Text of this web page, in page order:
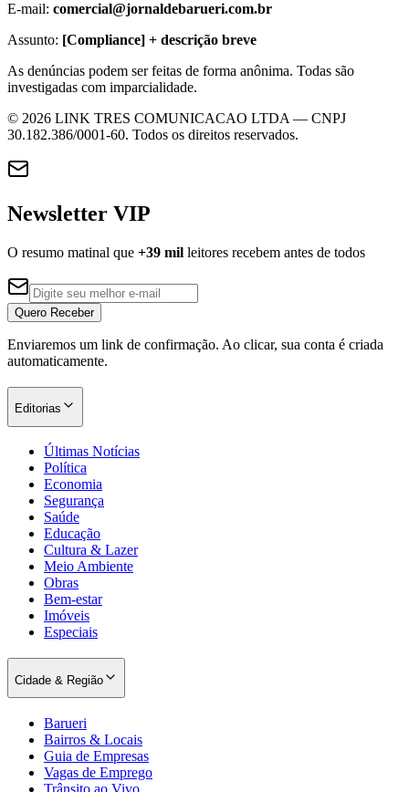
E-mail: comercial@jornaldebarueri.com.br
Assunto: [Compliance] + descrição breve
As denúncias podem ser feitas de forma anônima. Todas são
investigadas com imparcialidade.
© 2026 LINK TRES COMUNICACAO LTDA — CNPJ
30.182.386/0001-60. Todos os direitos reservados.
Newsletter VIP
O resumo matinal que +39 mil leitores recebem antes de todos
Quero Receber
Enviaremos um link de confirmação. Ao clicar, sua conta é criada
automaticamente.
Editorias
Últimas Notícias
Política
Economia
Segurança
Saúde
Educação
Cultura & Lazer
Meio Ambiente
Obras
Bem-estar
Imóveis
Especiais
Cidade & Região
Barueri
Bairros & Locais
Guia de Empresas
Vagas de Emprego
Trânsito ao Vivo